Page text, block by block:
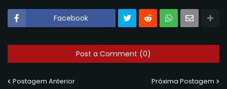
Facebook
Post a Comment (0)
Postagem Anterior Próxima Postagem